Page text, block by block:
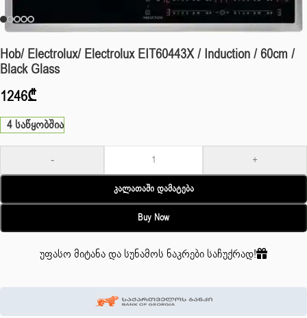
Hob/ Electrolux/ Electrolux EIT60443X / Induction / 60cm /
Black Glass
1246₾
4 საწყობშია
- +
Კალათაში Დამატება
Buy Now
უფასო მიტანა და სუნამოს ნაკრები საჩუქრად!